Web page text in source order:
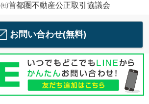
㈳首都圏不動産公正取引協議会
お問い合わせ(無料)